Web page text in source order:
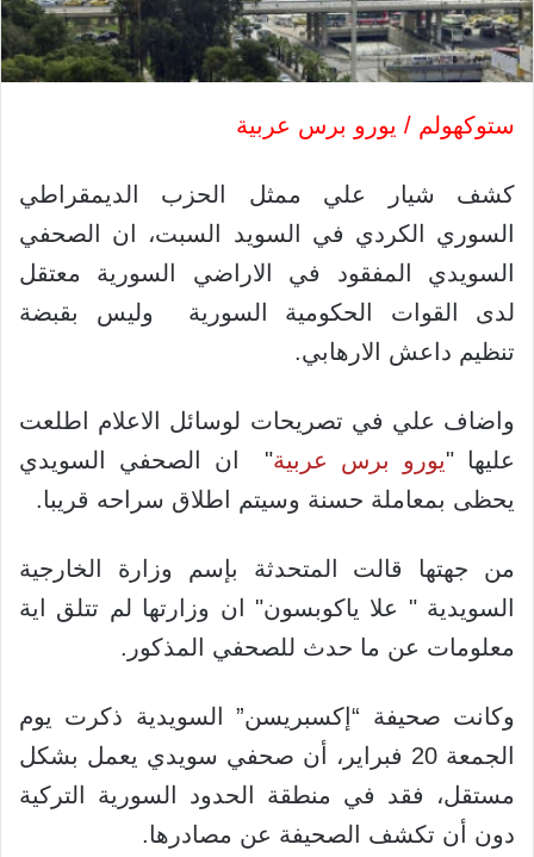
ستوكهولم / يورو برس عربية
كشف شيار علي ممثل الحزب الديمقراطي
السوري الكردي في السويد السبت، ان الصحفي
السويدي المفقود في الاراضي السورية معتقل
لدى القوات الحكومية السورية وليس بقبضة
تنظيم داعش الارهابي.
واضاف علي في تصريحات لوسائل الاعلام اطلعت
عليها "يورو برس عربية" ان الصحفي السويدي
يحظى بمعاملة حسنة وسيتم اطلاق سراحه قريبا.
من جهتها قالت المتحدثة بإسم وزارة الخارجية
السويدية " علا ياكوبسون" ان وزارتها لم تتلق اية
معلومات عن ما حدث للصحفي المذكور.
وكانت صحيفة “إكسبريسن” السويدية ذكرت يوم
الجمعة 20 فبراير، أن صحفي سويدي يعمل بشكل
مستقل، فقد في منطقة الحدود السورية التركية
دون أن تكشف الصحيفة عن مصادرها.